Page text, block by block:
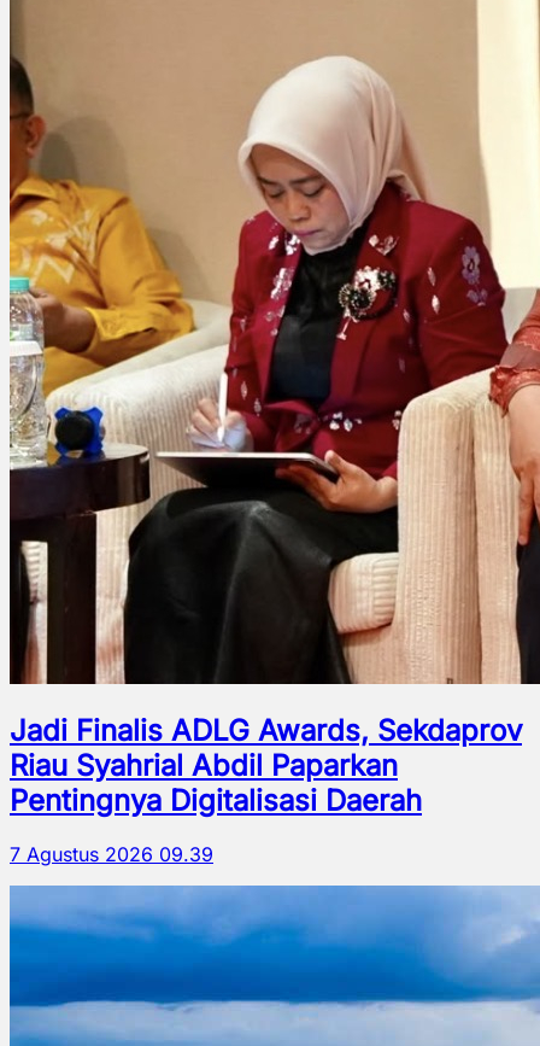
Jadi Finalis ADLG Awards, Sekdaprov
Riau Syahrial Abdil Paparkan
Pentingnya Digitalisasi Daerah
7 Agustus 2026 09.39